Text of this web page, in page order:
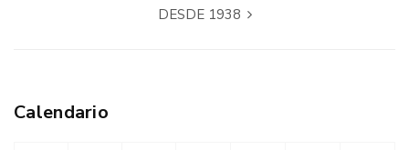
DESDE 1938
Calendario